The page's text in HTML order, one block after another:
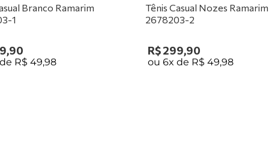
Branco Ramarim
1
,90
R$ 49,98
Tênis Casual Nozes Ramarim
2678203-2
R$299,90
ou6x de R$ 49,98